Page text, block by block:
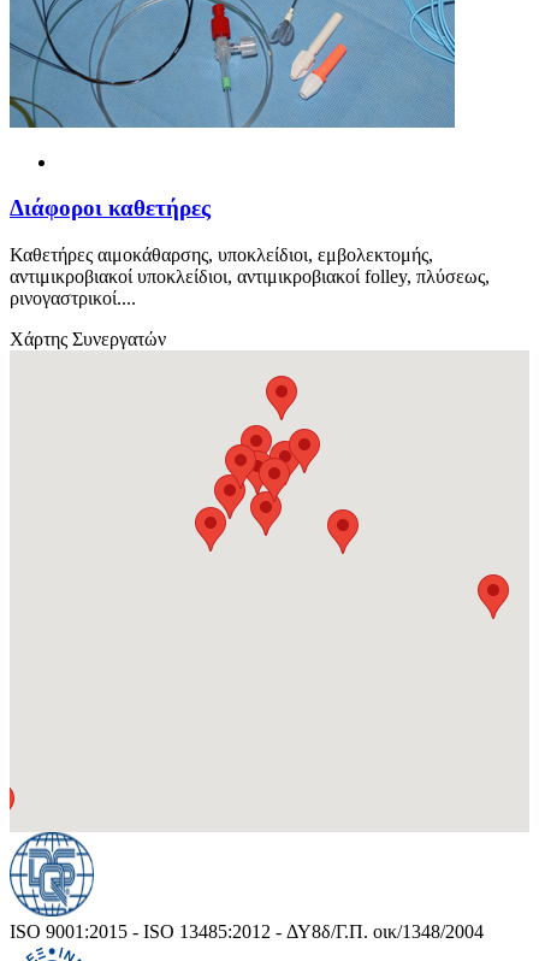
Διάφοροι καθετήρες
Καθετήρες αιμοκάθαρσης, υποκλείδιοι, εμβολεκτομής,
αντιμικροβιακοί υποκλείδιοι, αντιμικροβιακοί folley, πλύσεως,
ρινογαστρικοί....
Χάρτης Συνεργατών
ISO 9001:2015 - ISO 13485:2012 - ΔΥ8δ/Γ.Π. οικ/1348/2004